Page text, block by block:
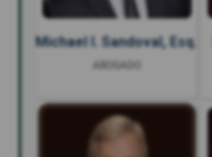
Michael I. Sandoval, Esq.
ABOGADO